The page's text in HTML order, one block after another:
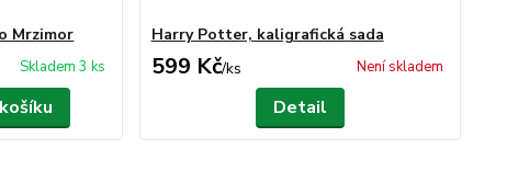
Mrzimor
Skladem 3 ks
Harry Potter, kaligrafická sada
599 Kč/ks Není skladem
Detail